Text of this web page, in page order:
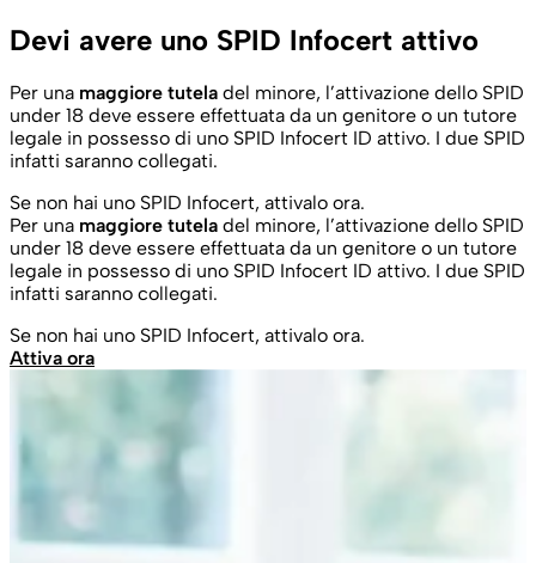
Devi avere uno SPID Infocert attivo
Per una maggiore tutela del minore, l’attivazione dello SPID
under 18 deve essere effettuata da un genitore o un tutore
legale in possesso di uno SPID Infocert ID attivo. I due SPID
infatti saranno collegati.
Se non hai uno SPID Infocert, attivalo ora.
Per una maggiore tutela del minore, l’attivazione dello SPID
under 18 deve essere effettuata da un genitore o un tutore
legale in possesso di uno SPID Infocert ID attivo. I due SPID
infatti saranno collegati.
Se non hai uno SPID Infocert, attivalo ora.
Attiva ora